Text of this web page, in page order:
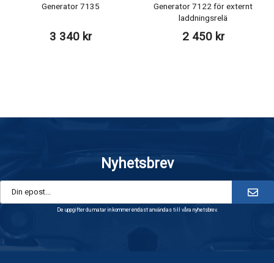
Generator 7135
3 340 kr
Generator 7122 för externt
laddningsrelä
2 450 kr
Nyhetsbrev
De uppgifter du matar in kommer endast användas till våra nyhetsbrev.